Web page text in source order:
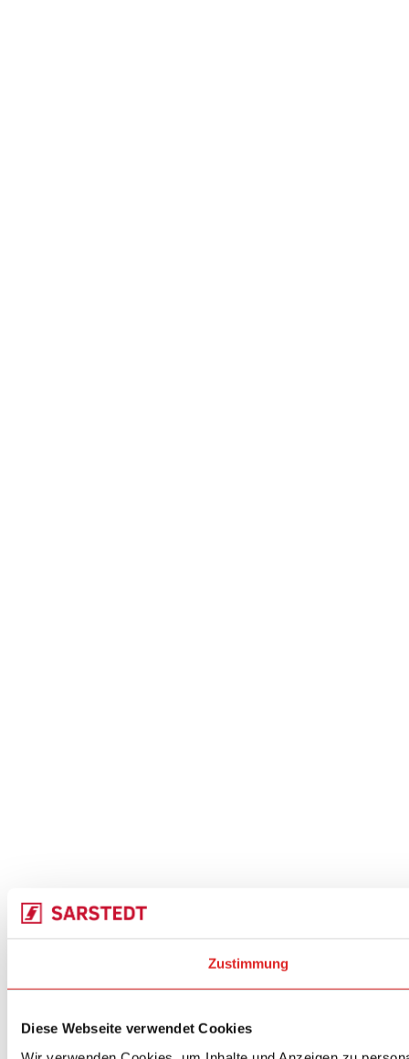
Zustimmung
Diese Webseite verwendet Cookies